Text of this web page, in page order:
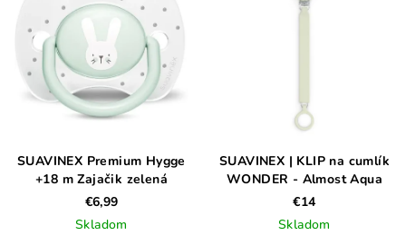
SUAVINEX Premium Hygge
+18 m Zajačik zelená
€6,99
Skladom
SUAVINEX | KLIP na cumlík
WONDER - Almost Aqua
€14
Skladom